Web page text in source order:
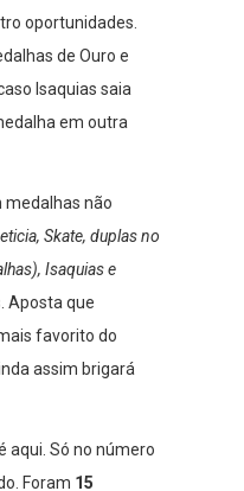
oportunidades.
de Ouro e
Isaquias saia
em outra
medalhas não
Skate, duplas no
Isaquias e
Aposta que
favorito do
assim brigará
aqui. Só no número
Foram 15